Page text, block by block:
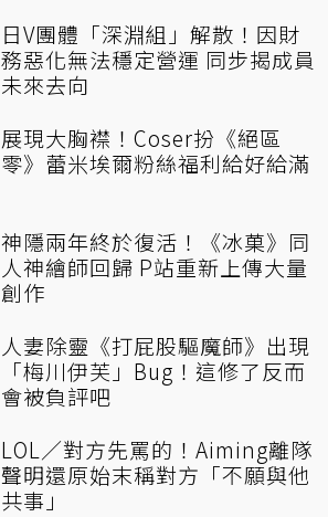
日V團體「深淵組」解散！因財
務惡化無法穩定營運 同步揭成員
未來去向
展現大胸襟！Coser扮《絕區
零》蕾米埃爾粉絲福利給好給滿
神隱兩年終於復活！《冰菓》同
人神繪師回歸 P站重新上傳大量
創作
人妻除靈《打屁股驅魔師》出現
「梅川伊芙」Bug！這修了反而
會被負評吧
LOL／對方先罵的！Aiming離隊
聲明還原始末稱對方「不願與他
共事」